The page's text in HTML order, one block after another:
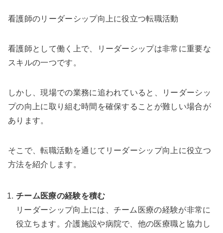
看護師のリーダーシップ向上に役立つ転職活動
看護師として働く上で、リーダーシップは非常に重要な
スキルの一つです。
しかし、現場での業務に追われていると、リーダーシッ
プの向上に取り組む時間を確保することが難しい場合が
あります。
そこで、転職活動を通じてリーダーシップ向上に役立つ
方法を紹介します。
チーム医療の経験を積む
リーダーシップ向上には、チーム医療の経験が非常に
役立ちます。介護施設や病院で、他の医療職と協力し